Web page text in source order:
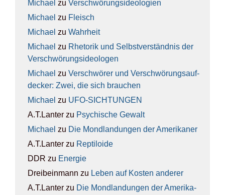
Michael zu Ver­schwö­rungs­ideo­lo­gien
Michael zu Fleisch
Michael zu Wahr­heit
Michael zu Rhe­to­rik und Selbst­ver­ständ­nis der
Ver­schwö­rungs­ideo­lo­gen
Michael zu Ver­schwö­rer und Ver­schwö­rungs­auf­
de­cker: Zwei, die sich brau­chen
Michael zu UFO-SICH­TUN­GEN
A.T.Lanter zu Psy­chi­sche Gewalt
Michael zu Die Mond­lan­dun­gen der Ame­ri­ka­ner
A.T.Lanter zu Rep­ti­lo­ide
DDR zu Ener­gie
Dreibeinmann zu Leben auf Kos­ten ande­rer
A.T.Lanter zu Die Mond­lan­dun­gen der Ame­ri­ka­